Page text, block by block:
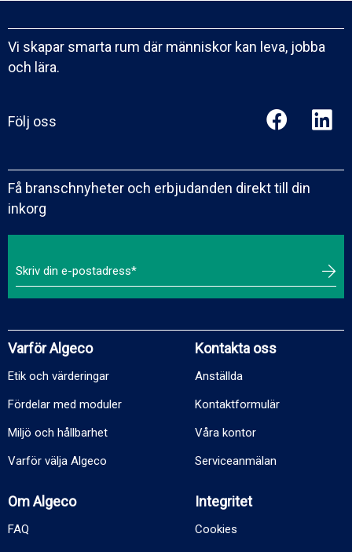
Vi skapar smarta rum där människor kan leva, jobba
och lära.
Följ oss
Få branschnyheter och erbjudanden direkt till din
inkorg
Varför Algeco
Etik och värderingar
Fördelar med moduler
Miljö och hållbarhet
Varför välja Algeco
Kontakta oss
Anställda
Kontaktformulär
Våra kontor
Serviceanmälan
Om Algeco
FAQ
Integritet
Cookies